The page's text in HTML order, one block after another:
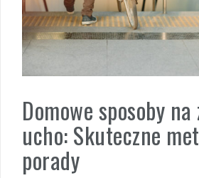
Domowe sposoby
ucho: Skuteczne
porady